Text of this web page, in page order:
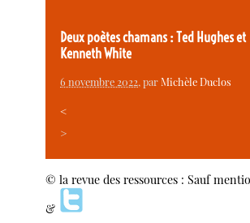
Deux poètes chamans : Ted Hughes et
Kenneth White
6 novembre 2022, parMichèle Duclos
<
>
© la revue des ressources : Sauf
&